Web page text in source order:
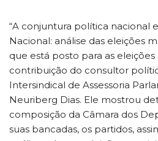
“A conjuntura política nacional
Nacional: análise das eleições
que está posto para as
contribuição do consultor
Intersindical de Assessoria
Neuriberg Dias. Ele mostrou
composição da Câmara dos
suas bancadas, os partidos,